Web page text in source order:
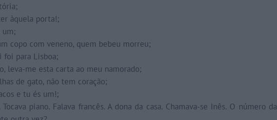
àquela porta!;
um;
copo com veneno, quem bebeu morreu;
foi para Lisboa;
leva-me esta carta ao meu namorado;
de gato, não tem coração;
e tu és um!;
piano. Falava francês. A dona da casa. Chamava-se Inês. O número da